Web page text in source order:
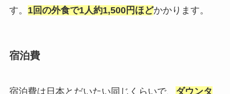
す。 1回の外食で1人約1,500円ほどかかります。
宿泊費
宿泊費は日本とだいたい同じくらいで、 ダウンタ